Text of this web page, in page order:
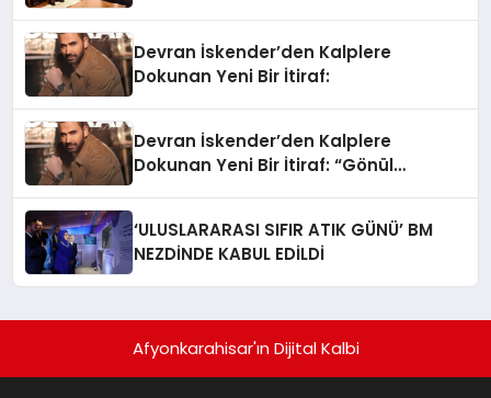
Devran İskender’den Kalplere
Dokunan Yeni Bir İtiraf:
Devran İskender’den Kalplere
Dokunan Yeni Bir İtiraf: “Gönül
‘ULUSLARARASI SIFIR ATIK GÜNÜ’ BM
NEZDİNDE KABUL EDİLDİ
Afyonkarahisar'ın Dijital Kalbi